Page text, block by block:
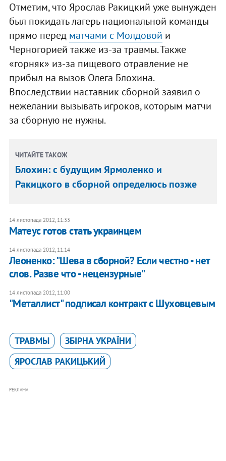
Отметим, что Ярослав Ракицкий уже вынужден
был покидать лагерь национальной команды
прямо перед матчами с Молдовой и
Черногорией также из-за травмы. Также
«горняк» из-за пищевого отравление не
прибыл на вызов Олега Блохина.
Впоследствии наставник сборной заявил о
нежелании вызывать игроков, которым матчи
за сборную не нужны.
ЧИТАЙТЕ ТАКОЖ
Блохин: с будущим Ярмоленко и
Ракицкого в сборной определюсь позже
14 листопада 2012, 11:33
Матеус готов стать украинцем
14 листопада 2012, 11:14
Леоненко: "Шева в сборной? Если честно - нет
слов. Разве что - нецензурные"
14 листопада 2012, 11:00
"Металлист" подписал контракт с Шуховцевым
ТРАВМЫ
ЗБІРНА УКРАЇНИ
ЯРОСЛАВ РАКИЦЬКИЙ
РЕКЛАМА